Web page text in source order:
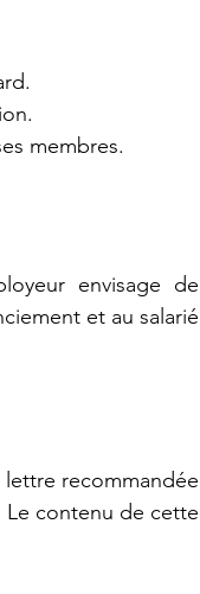
membres.
envisage de
et au salarié
recommandée
contenu de cette